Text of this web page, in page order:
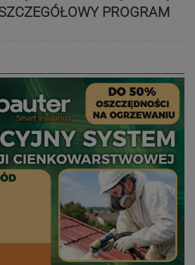
PROGRAM